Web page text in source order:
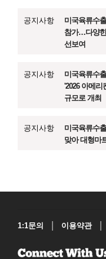
공지사항
미국육류수
참가…다양
선보여
공지사항
미국육류수
'2026 아메리
규모로 개최
공지사항
미국육류수
맞아 대형마
1:1문의 이용약관